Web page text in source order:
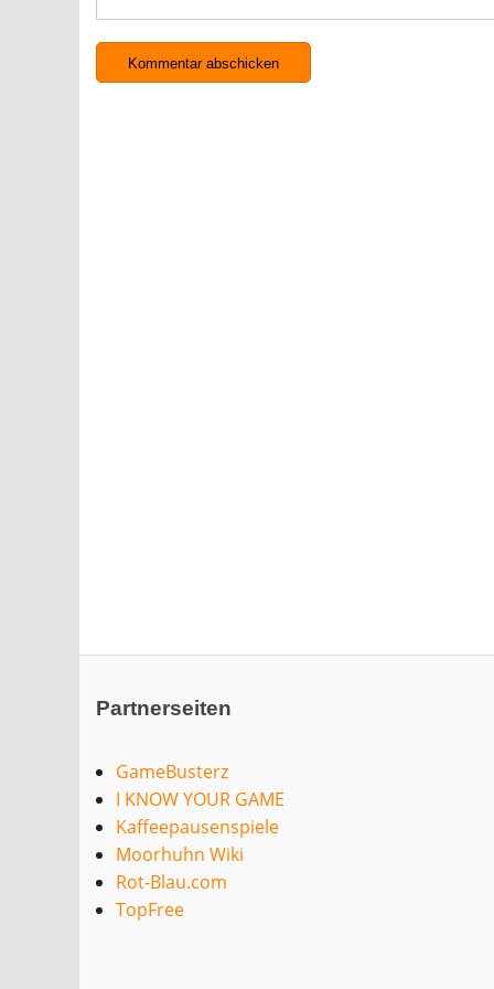
Partnerseiten
GameBusterz
I KNOW YOUR GAME
Kaffeepausenspiele
Moorhuhn Wiki
Rot-Blau.com
TopFree